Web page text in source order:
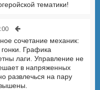
тематики!
сочетание механик:
Графика
лаги. Управление не
в напряженных
развлечься на пару